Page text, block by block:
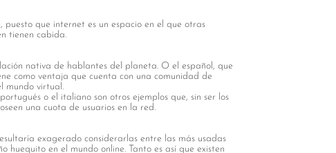
que internet es un espacio en el que otras
tienen cabida.
nativa de hablantes del planeta. O el español, que
como ventaja que cuenta con una comunidad de
mundo virtual.
o el italiano son otros ejemplos que, sin ser los
una cuota de usuarios en la red.
exagerado considerarlas entre las más usadas
huequito en el mundo online. Tanto es así que existen